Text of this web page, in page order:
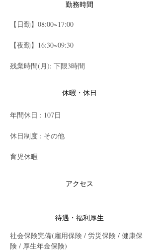
勤務時間
【日勤】08:00~17:00
【夜勤】16:30~09:30
残業時間(月): 下限3時間
休暇・休日
年間休日 : 107日
休日制度 : その他
育児休暇
アクセス
待遇・福利厚生
社会保険完備(雇用保険 / 労災保険 / 健康保
険 / 厚生年金保険)